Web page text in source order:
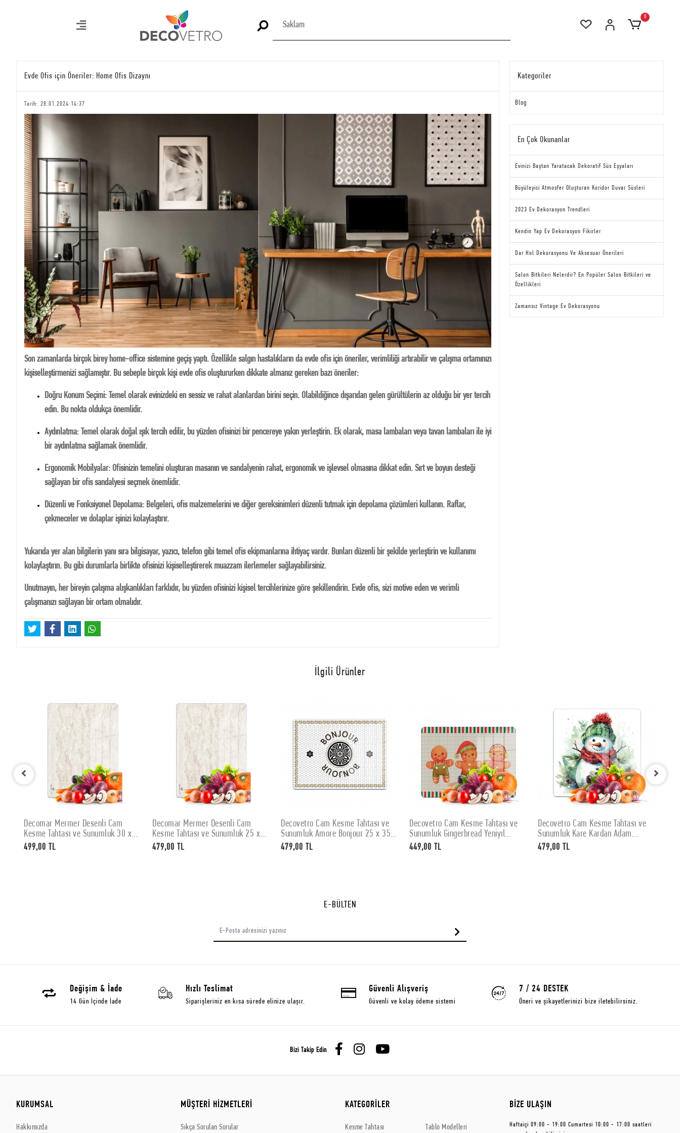
0
Evde Ofis için Öneriler: Home Ofis Dizaynı
Tarih: 28.01.2024 14:37
Son zamanlarda birçok birey home-office sistemine geçiş yaptı. Özellikle salgın hastalıkların da evde ofis için öneriler, verimliliği artırabilir ve çalışma ortamınızı
kişiselleştirmenizi sağlamıştır. Bu sebeple birçok kişi evde ofis oluştururken dikkate almanız gereken bazı öneriler:
Doğru Konum Seçimi: Temel olarak evinizdeki en sessiz ve rahat alanlardan birini seçin. Olabildiğince dışarıdan gelen gürültülerin az olduğu bir yer tercih
edin. Bu nokta oldukça önemlidir.
Aydınlatma: Temel olarak doğal ışık tercih edilir, bu yüzden ofisinizi bir pencereye yakın yerleştirin. Ek olarak, masa lambaları veya tavan lambaları ile iyi
bir aydınlatma sağlamak önemlidir.
Ergonomik Mobilyalar: Ofisinizin temelini oluşturan masanın ve sandalyenin rahat, ergonomik ve işlevsel olmasına dikkat edin. Sırt ve boyun desteği
sağlayan bir ofis sandalyesi seçmek önemlidir.
Düzenli ve Fonksiyonel Depolama: Belgeleri, ofis malzemelerini ve diğer gereksinimleri düzenli tutmak için depolama çözümleri kullanın. Raflar,
çekmeceler ve dolaplar işinizi kolaylaştırır.
Yukarıda yer alan bilgilerin yanı sıra bilgisayar, yazıcı, telefon gibi temel ofis ekipmanlarına ihtiyaç vardır. Bunları düzenli bir şekilde yerleştirin ve kullanımı
kolaylaştırın. Bu gibi durumlarla birlikte ofisinizi kişiselleştirerek muazzam ilerlemeler sağlayabilirsiniz.
Unutmayın, her bireyin çalışma alışkanlıkları farklıdır, bu yüzden ofisinizi kişisel tercihlerinize göre şekillendirin. Evde ofis, sizi motive eden ve verimli
çalışmanızı sağlayan bir ortam olmalıdır.
Kategoriler
Blog
En Çok Okunanlar
Evinizi Baştan Yaratacak Dekoratif Süs Eşyaları
Büyüleyici Atmosfer Oluşturan Koridor Duvar Süsleri
2023 Ev Dekorasyon Trendleri
Kendin Yap Ev Dekorasyon Fikirler
Dar Hol Dekorasyonu Ve Aksesuar Önerileri
Salon Bitkileri Nelerdir? En Popüler Salon Bitkileri ve
Özellikleri
Zamansız Vintage Ev Dekorasyonu
İlgili Ürünler
SEPETE EKLE
Decomar Mermer Desenli Cam
Kesme Tahtası ve Sunumluk 30 x
40 cm
499,00 TL
SEPETE EKLE
Decomar Mermer Desenli Cam
Kesme Tahtası ve Sunumluk 25 x
35 cm
479,00 TL
SEPETE EKLE
Decovetro Cam Kesme Tahtası ve
Sunumluk Amore Bonjour 25 x 35
cm
479,00 TL
SEPETE EKLE
Decovetro Cam Kesme Tahtası ve
Sunumluk Gingerbread Yeniyıl
Kurabiye Desenli 20 x 30 cm
449,00 TL
SEPETE EKLE
Decovetro Cam Kesme Tahtası ve
Sunumluk Kare Kardan Adam
Desenli 30 x 30 cm
479,00 TL
E-BÜLTEN
Değişim & İade
14 Gün İçinde İade
Hızlı Teslimat
Siparişleriniz en kısa sürede elinize ulaşır.
Güvenli Alışveriş
Güvenli ve kolay ödeme sistemi
7 / 24 DESTEK
Öneri ve şikayetlerinizi bize iletebilirsiniz.
Bizi Takip Edin
KURUMSAL
Hakkımızda
MÜŞTERİ HİZMETLERİ
Sıkça Sorulan Sorular
KATEGORİLER
Kesme Tahtası Tablo Modelleri
BİZE ULAŞIN
Haftaiçi 09:00 - 19:00 Cumartesi 10:00 - 17:00 saatleri